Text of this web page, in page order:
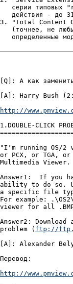
серии типовых
действия - до
3. "Total Content
(точнее, не
определенные
[Q]: А как
[A]: Harry Bush
http://
1.DOUBLE-CLICK
"I'm running OS/
or PCX, or TGA,
Multimedia
Answer1:  If you
ability to do so.
a specific file
For example:
viewer for all
Answer2:
problem ( ftp://
[A]: Alexander
Перевод:
http://